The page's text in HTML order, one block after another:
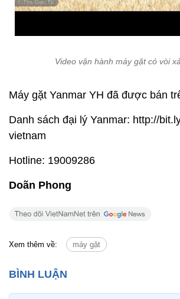
Video vận hành máy gặt có vòi
Máy gặt Yanmar YH đã được bán
Danh sách đại lý Yanmar: http://
vietnam
Hotline: 19009286
Doãn Phong
Xem thêm về: máy gặt